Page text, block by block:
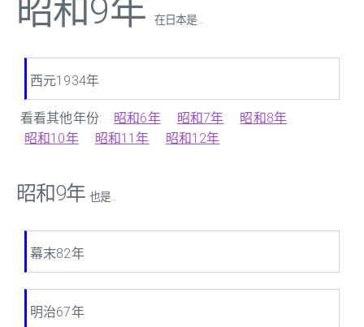
昭和9年 在日本是 ...
西元1934年
看看其他年份: 昭和6年 昭和7年
昭和8年
昭和10年
昭和11年 昭和12年
昭和9年 也是...
幕末82年
明治67年